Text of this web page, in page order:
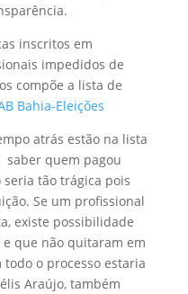
inscritos em
impedidos de
compõe a lista de
Bahia-Eleições
atrás estão na lista
quem pagou
tão trágica pois
Se um profissional
existe possibilidade
que não quitaram em
o processo estaria
Araújo, também